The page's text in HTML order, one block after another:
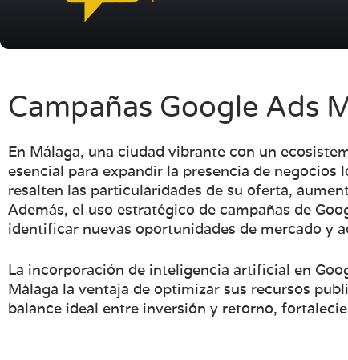
Campañas Google Ads
En Málaga, una ciudad vibrante con un
esencial para expandir la presencia de
resalten las particularidades de su oferta,
Además, el uso estratégico de campañas de
identificar nuevas oportunidades de mercado y
La incorporación de inteligencia artificial en
Málaga la ventaja de optimizar sus recursos
balance ideal entre inversión y retorno,